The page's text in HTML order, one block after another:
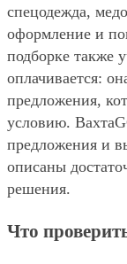
спецодежда,
оформление и
подборке также
оплачивается:
предложения,
условию.
предложения и
описаны
решения.
Что